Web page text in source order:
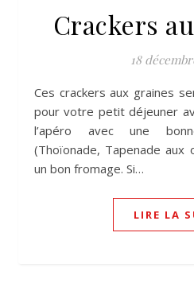
Crackers
18
Ces crackers aux graines seront parfaits aussi bien
pour votre petit déjeuner
l’apéro avec une
(Thoïonade, Tapenade aux
un bon fromage. Si…
LIRE LA